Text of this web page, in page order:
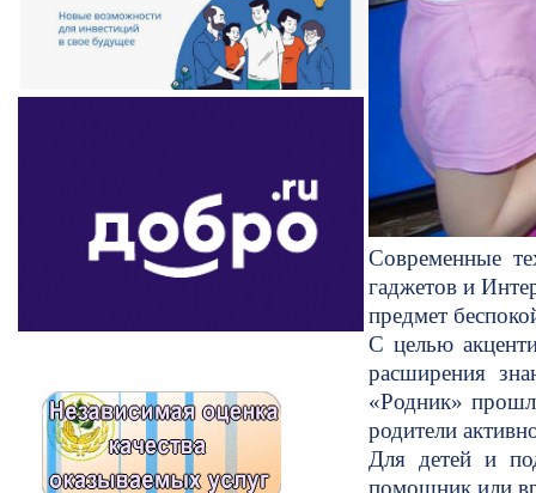
Современные
гаджетов и
предмет
С целью
расширения
«Родник»
родители
Для детей и
помощник или